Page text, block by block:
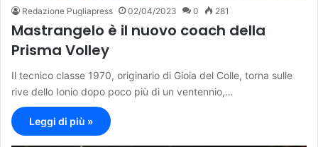
Redazione Pugliapress 02/04/2023 0 281
Mastrangelo è il nuovo coach della
Prisma Volley
Il tecnico classe 1970, originario di Gioia del Colle, torna sulle
rive dello Ionio dopo poco più di un ventennio,…
Leggi di più »